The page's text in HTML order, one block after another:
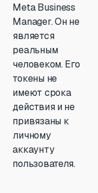
Meta Business
Manager. Он не
является
реальным
человеком. Его
токены не
имеют срока
действия и не
привязаны к
личному
аккаунту
пользователя.